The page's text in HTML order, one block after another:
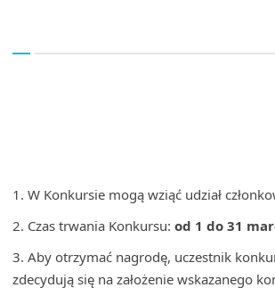
W Konkursie mogą wziąć udział
Czas trwania Konkursu: od 1 do 31
Aby otrzymać nagrodę, uczestnik
zdecydują się na założenie wskazanego